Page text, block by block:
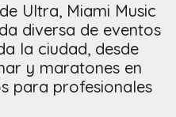
Ultra, Miami Music
diversa de eventos
la ciudad, desde
y maratones en
para profesionales